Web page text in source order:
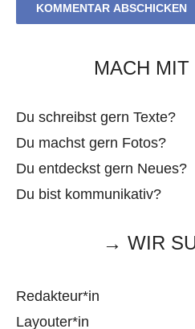
MACH MIT
Du schreibst gern Texte?
Du machst gern Fotos?
Du entdeckst gern Neues?
Du bist kommunikativ?
→ WIR
Redakteur*in
Layouter*in